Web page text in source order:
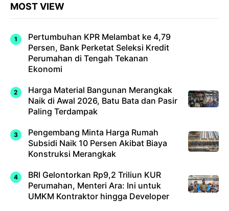
MOST VIEW
Pertumbuhan KPR Melambat ke 4,79
Persen, Bank Perketat Seleksi Kredit
Perumahan di Tengah Tekanan
Ekonomi
Harga Material Bangunan Merangkak
Naik di Awal 2026, Batu Bata dan Pasir
Paling Terdampak
Pengembang Minta Harga Rumah
Subsidi Naik 10 Persen Akibat Biaya
Konstruksi Merangkak
BRI Gelontorkan Rp9,2 Triliun KUR
Perumahan, Menteri Ara: Ini untuk
UMKM Kontraktor hingga Developer